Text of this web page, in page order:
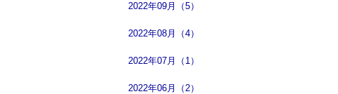
2022年09月（5）
2022年08月（4）
2022年07月（1）
2022年06月（2）